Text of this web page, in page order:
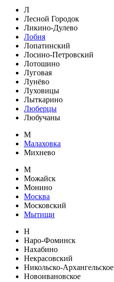
Л
Лесной Городок
Ликино-Дулево
Лобня
Лопатинский
Лосино-Петровский
Лотошино
Луговая
Лунёво
Луховицы
Лыткарино
Люберцы
Любучаны
М
Малаховка
Михнево
М
Можайск
Монино
Москва
Московский
Мытищи
Н
Наро-Фоминск
Нахабино
Некрасовский
Никольско-Архангельское
Новоивановское